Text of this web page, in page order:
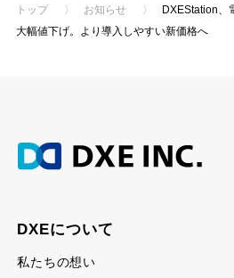
トップ 〉 お知らせ 〉
DXEStation、
大幅値下げ。より導入しやすい新価格へ
DXEについて
私たちの想い